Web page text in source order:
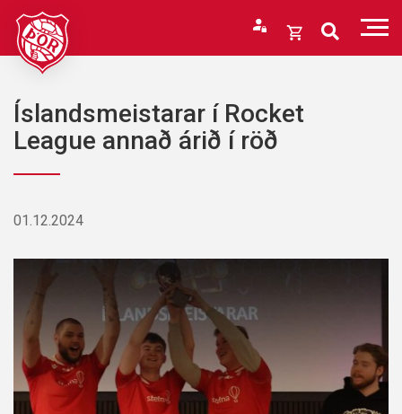
Fara
efni
Opna
Karfan þín
Karfan er tóm.
Íslandsmeistarar í Rocket
League annað árið í röð
01.12.2024